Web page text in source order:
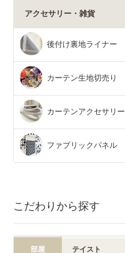
アクセサリー・雑貨
後付け裏地ライナー
カーテン生地切売り
カーテンアクセサリー
ファブリックパネル
こだわりから探す
部屋 テイスト